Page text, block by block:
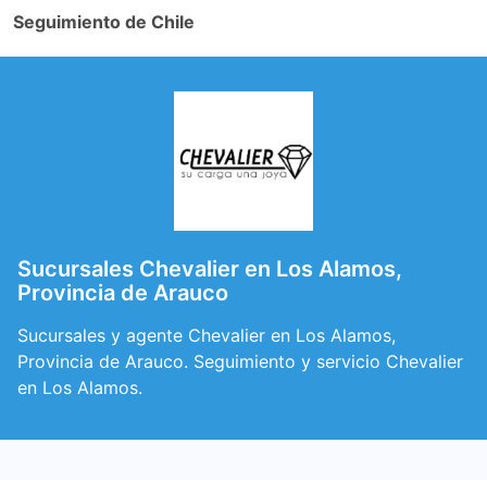
Seguimiento de Chile
Sucursales Chevalier en Los Alamos,
Provincia de Arauco
Sucursales y agente Chevalier en Los Alamos,
Provincia de Arauco. Seguimiento y servicio Chevalier
en Los Alamos.